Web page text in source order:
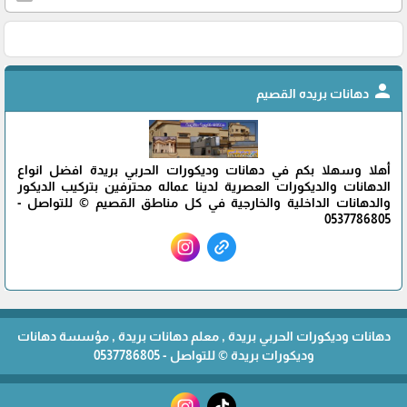
person دهانات بريده القصيم
أهلا وسهلا بكم في دهانات وديكورات الحربي بريدة افضل انواع
الدهانات والديكورات العصرية لدينا عماله محترفين بتركيب الديكور
والدهانات الداخلية والخارجية في كل مناطق القصيم © للتواصل -
0537786805
دهانات وديكورات الحربي بريدة , معلم دهانات بريدة , مؤسسة دهانات
وديكورات بريدة © للتواصل - 0537786805